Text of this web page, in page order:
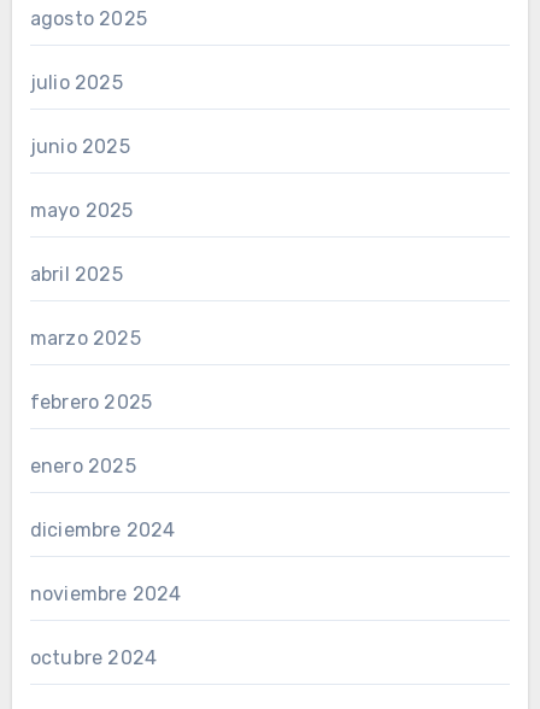
agosto 2025
julio 2025
junio 2025
mayo 2025
abril 2025
marzo 2025
febrero 2025
enero 2025
diciembre 2024
noviembre 2024
octubre 2024